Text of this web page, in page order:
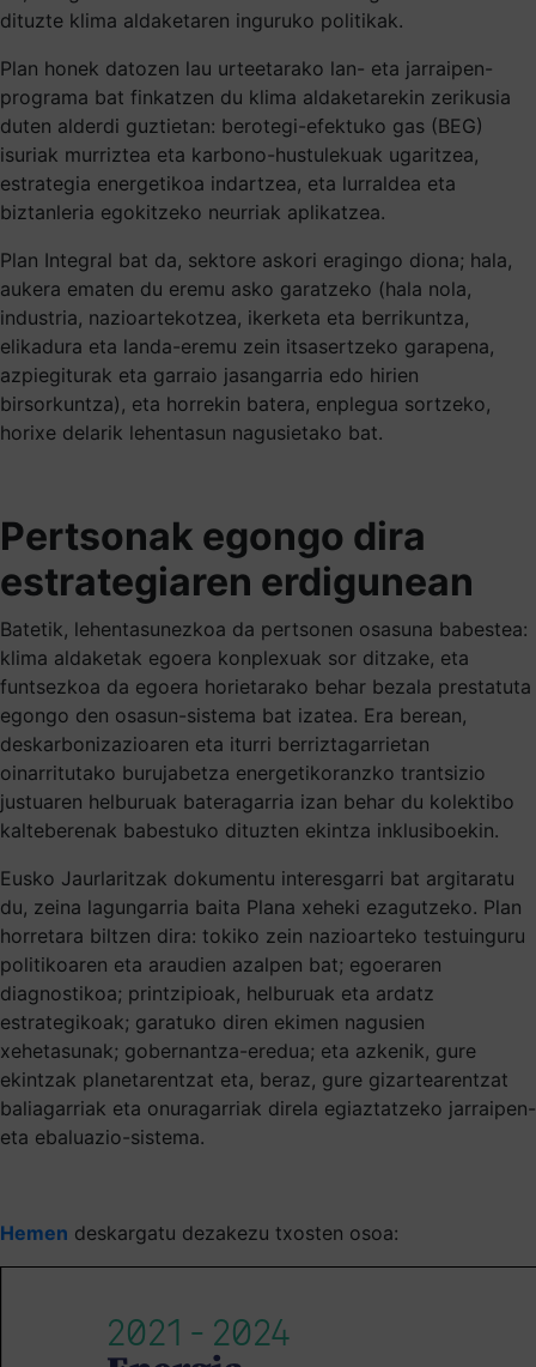
dituzte klima aldaketaren inguruko politikak.
Plan honek datozen lau urteetarako lan- eta jarraipen-
programa bat finkatzen du klima aldaketarekin zerikusia
duten alderdi guztietan: berotegi-efektuko gas (BEG)
isuriak murriztea eta karbono-hustulekuak ugaritzea,
estrategia energetikoa indartzea, eta lurraldea eta
biztanleria egokitzeko neurriak aplikatzea.
Plan Integral bat da, sektore askori eragingo diona; hala,
aukera ematen du eremu asko garatzeko (hala nola,
industria, nazioartekotzea, ikerketa eta berrikuntza,
elikadura eta landa-eremu zein itsasertzeko garapena,
azpiegiturak eta garraio jasangarria edo hirien
birsorkuntza), eta horrekin batera, enplegua sortzeko,
horixe delarik lehentasun nagusietako bat.
Pertsonak egongo dira
estrategiaren erdigunean
Batetik, lehentasunezkoa da pertsonen osasuna babestea:
klima aldaketak egoera konplexuak sor ditzake, eta
funtsezkoa da egoera horietarako behar bezala prestatuta
egongo den osasun-sistema bat izatea. Era berean,
deskarbonizazioaren eta iturri berriztagarrietan
oinarritutako burujabetza energetikoranzko trantsizio
justuaren helburuak bateragarria izan behar du kolektibo
kalteberenak babestuko dituzten ekintza inklusiboekin.
Eusko Jaurlaritzak dokumentu interesgarri bat argitaratu
du, zeina lagungarria baita Plana xeheki ezagutzeko. Plan
horretara biltzen dira: tokiko zein nazioarteko testuinguru
politikoaren eta araudien azalpen bat; egoeraren
diagnostikoa; printzipioak, helburuak eta ardatz
estrategikoak; garatuko diren ekimen nagusien
xehetasunak; gobernantza-eredua; eta azkenik, gure
ekintzak planetarentzat eta, beraz, gure gizartearentzat
baliagarriak eta onuragarriak direla egiaztatzeko jarraipen-
eta ebaluazio-sistema.
Hemen deskargatu dezakezu txosten osoa: